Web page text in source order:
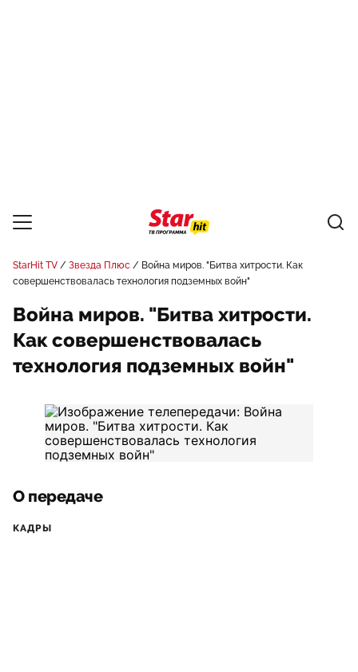
StarHit TV Звезда Плюс
Война миров. "Битва хитрости. Как
совершенствовалась технология подземных войн"
Война миров. "Битва хитрости.
Как совершенствовалась
технология подземных войн"
О передаче
КАДРЫ